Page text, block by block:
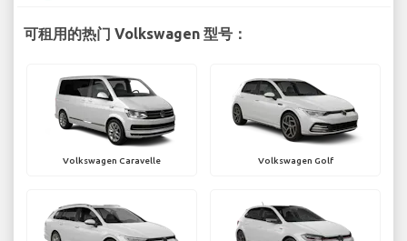
可租用的热门 Volkswagen 型号：
Volkswagen Caravelle Volkswagen Golf